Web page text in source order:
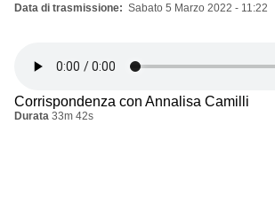
Data di trasmissione Sabato 5 Marzo 2022 - 11:22
Corrispondenza con Annalisa Camilli
Durata 33m 42s